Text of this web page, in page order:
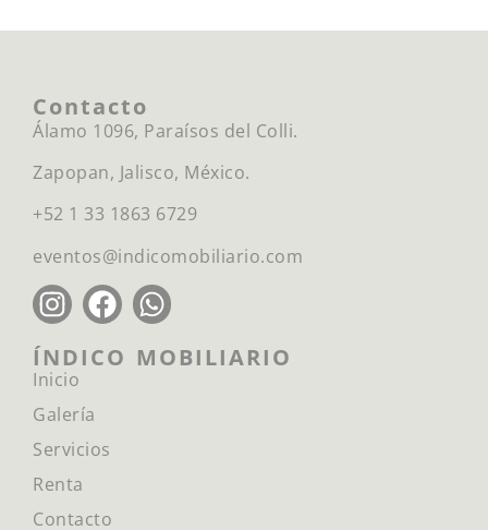
Contacto
Álamo 1096, Paraísos del Colli.
Zapopan, Jalisco, México.
+52 1 33 1863 6729
eventos@indicomobiliario.com
ÍNDICO MOBILIARIO
Inicio
Galería
Servicios
Renta
Contacto